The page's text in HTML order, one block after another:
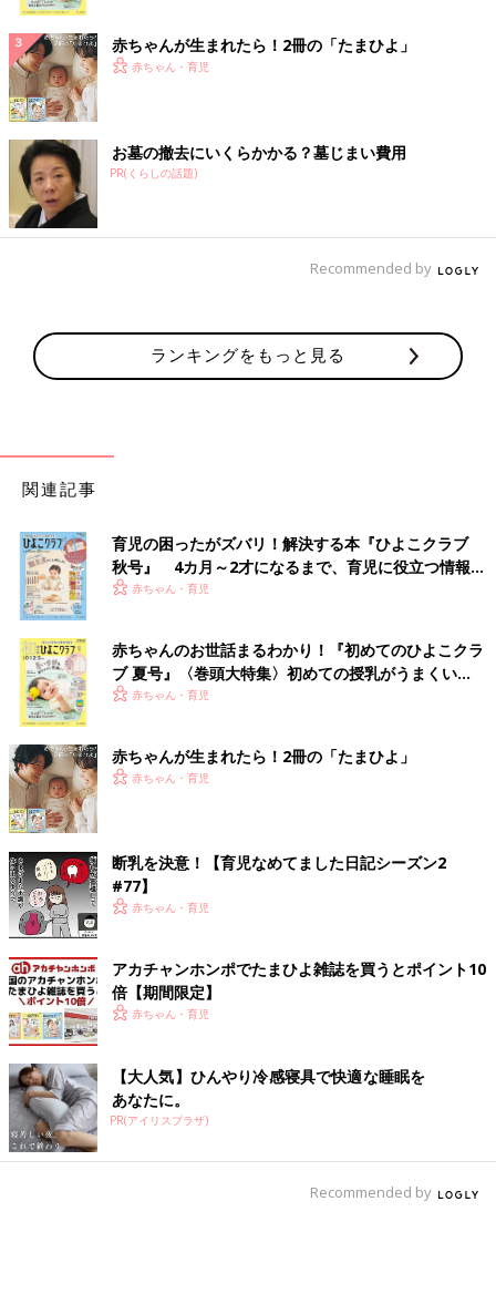
赤ちゃんが生まれたら！2冊の「たまひよ」
赤ちゃん・育児
お墓の撤去にいくらかかる？墓じまい費用
PR(くらしの話題)
Recommended by
ランキングをもっと見る
関連記事
育児の困ったがズバリ！解決する本『ひよこクラブ
秋号』 4カ月～2才になるまで、育児に役立つ情報が
いっぱい！
赤ちゃん・育児
赤ちゃんのお世話まるわかり！『初めてのひよこクラ
ブ 夏号』〈巻頭大特集〉初めての授乳がうまくい
く！ おっぱい・ミルクの基本と夏のトラブル 解決テ
赤ちゃん・育児
赤ちゃんが生まれたら！2冊の「たまひよ」
赤ちゃん・育児
断乳を決意！【育児なめてました日記シーズン2
#77】
赤ちゃん・育児
アカチャンホンポでたまひよ雑誌を買うとポイント10
倍【期間限定】
赤ちゃん・育児
【大人気】ひんやり冷感寝具で快適な睡眠を
あなたに。
PR(アイリスプラザ)
Recommended by